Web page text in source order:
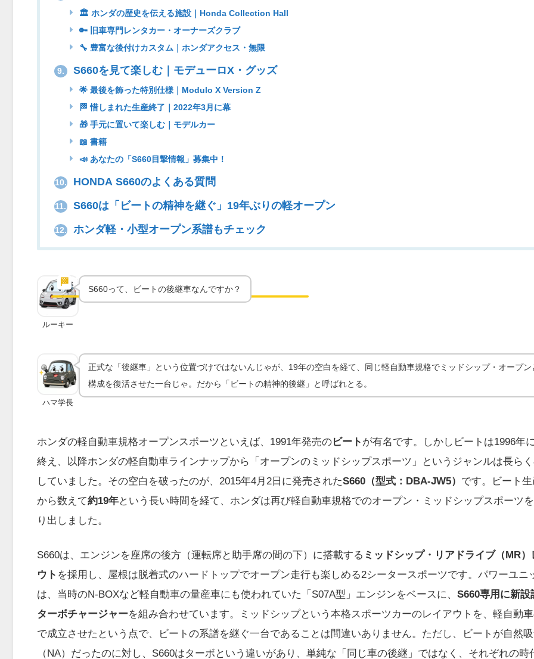
🏛 ホンダの歴史を伝える施設｜Honda Collection Hall
🔑 旧車専門レンタカー・オーナーズクラブ
🔧 豊富な後付けカスタム｜ホンダアクセス・無限
9. S660を見て楽しむ｜モデューロX・グッズ
🌟 最後を飾った特別仕様｜Modulo X Version Z
🏁 惜しまれた生産終了｜2022年3月に幕
🎁 手元に置いて楽しむ｜モデルカー
📖 書籍
📣 あなたの「S660目撃情報」募集中！
10. HONDA S660のよくある質問
11. S660は「ビートの精神を継ぐ」19年ぶりの軽オープン
12. ホンダ軽・小型オープン系譜もチェック
🏁 実車の魅力
ーツ
ルーキー
S660って、ビートの後継車なんですか？
ハマ学長
正式な「後継車」という位置づけではないんじゃが、19年の空白を経て、同じ軽自動車規格でミッドシップ・オープン
構成を復活させた一台じゃ。だから「ビートの精神的後継」と呼ばれとる。
ホンダの軽自動車規格オープンスポーツといえば、1991年発売のビート が有名です。しかしビートは1996年
終え、以降ホンダの軽自動車ラインナップから「オープンのミッドシップスポーツ」というジャンルは長ら
していました。その空白を破ったのが、2015年4月2日に発売されたS660（型式：DBA-JW5） です。ビート
から数えて約19年という長い時間を経て、ホンダは再び軽自動車規格でのオープン・ミッドシップスポーツ
り出しました。
S660は、エンジンを座席の後方（運転席と助手席の間の下）に搭載する ミッドシップ・リアドライブ（MR）
ウト を採用し、屋根は脱着式のハードトップでオープン走行も楽しめる2シータースポーツです。パワーユニ
は、当時のN-BOXなど軽自動車の量産車にも使われていた「S07A型」エンジンをベースに、 S660専用に新設
ターボチャージャーを組み合わせています。ミッドシップという本格スポーツカーのレイアウトを、軽自動
で成立させたという点で、ビートの系譜を継ぐ一台であることは間違いありません。ただし、ビートが自然
（NA）だったのに対し、S660はターボという違いがあり、単純な「同じ車の後継」ではなく、それぞれの時